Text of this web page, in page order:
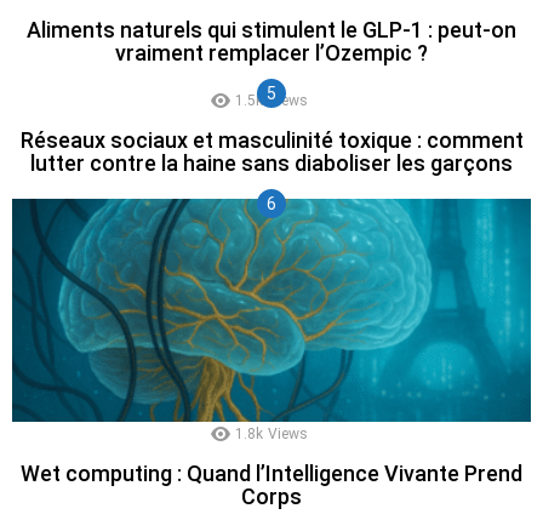
Aliments naturels qui stimulent le GLP-1 : peut-on
vraiment remplacer l’Ozempic ?
1.5k Views
Réseaux sociaux et masculinité toxique : comment
lutter contre la haine sans diaboliser les garçons
1.8k Views
Wet computing : Quand l’Intelligence Vivante Prend
Corps